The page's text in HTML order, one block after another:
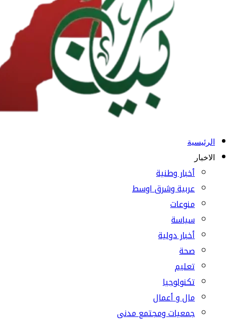
الرئيسية
الاخبار
أخبار وطنية
عربية وشرق اوسط
منوعات
سياسة
أخبار دولية
صحة
تعليم
تكنولوجيا
مال و أعمال
جمعيات ومجتمع مدنى